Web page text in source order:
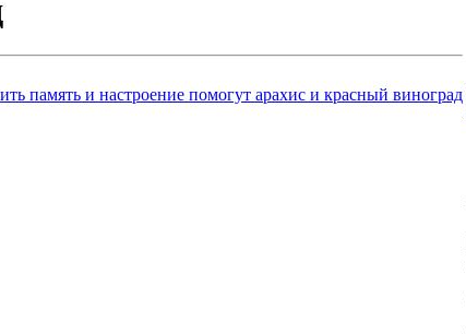
память и настроение помогут арахис и красный виноград